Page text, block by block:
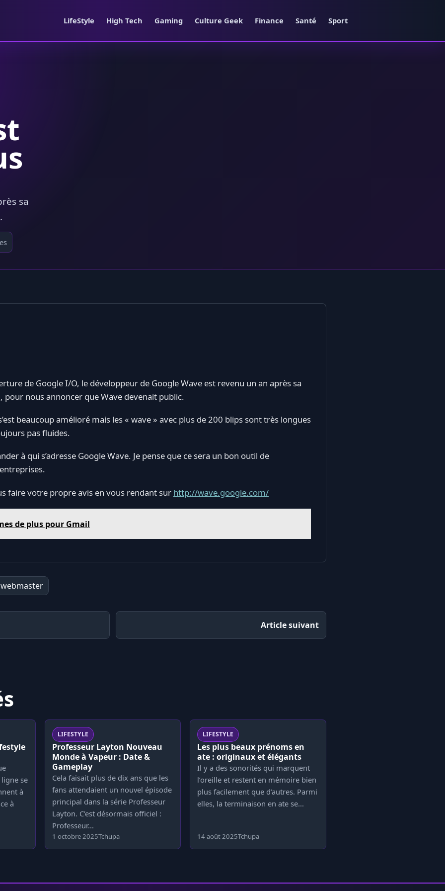
LifeStyle High Tech Gaming Culture Geek Finance Santé Sport
sa
de Google I/O, le développeur de Google Wave est revenu un an après sa
nous annoncer que Wave devenait public.
beaucoup amélioré mais les « wave » avec plus de 200 blips sont très longues
pas fluides.
à qui s’adresse Google Wave. Je pense que ce sera un bon outil de
faire votre propre avis en vous rendant sur http://wave.google.com/
de plus pour Gmail
webmaster
Article suivant
se
à
à
LIFESTYLE
Professeur Layton Nouveau
Monde à Vapeur : Date &
Gameplay
Cela faisait plus de dix ans que les
fans attendaient un nouvel épisode
principal dans la série Professeur
Layton. C’est désormais officiel :
Professeur...
1 octobre 2025Tchupa
LIFESTYLE
Les plus beaux prénoms en
ate : originaux et élégants
Il y a des sonorités qui marquent
l’oreille et restent en mémoire bien
plus facilement que d’autres. Parmi
elles, la terminaison en ate se...
14 août 2025Tchupa